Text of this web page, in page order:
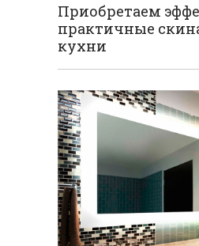
Приобретаем
практичные
кухни